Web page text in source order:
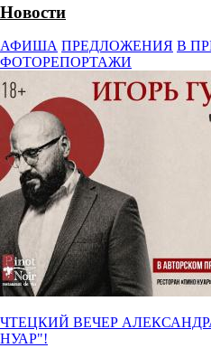
Новости
АФИША ПРЕДЛОЖЕНИЯ В
ФОТОРЕПОРТАЖИ
ЧТЕЦКИЙ ВЕЧЕР
НУАР"!